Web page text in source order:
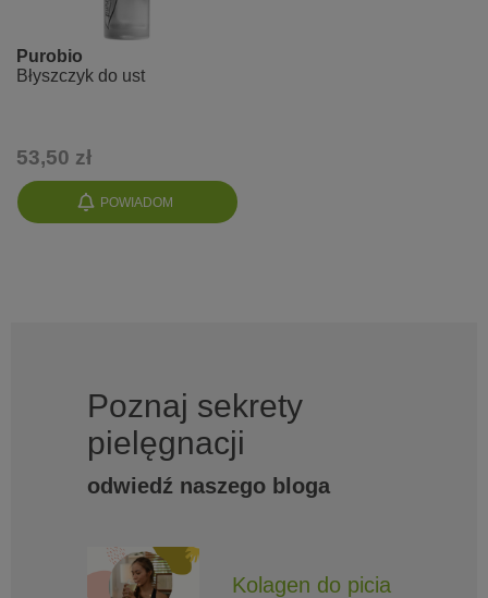
POWIADOM
Purobio
Błyszczyk do ust
53,50 zł
Poznaj sekrety
pielęgnacji
odwiedź naszego bloga
Kolagen do picia